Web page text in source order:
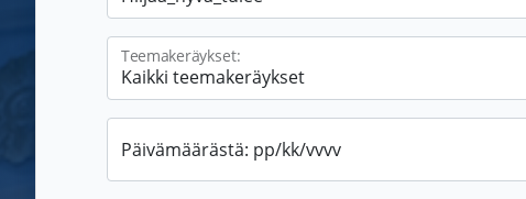
Teemakeräykset:
Päivämäärästä: pp/kk/vvvv